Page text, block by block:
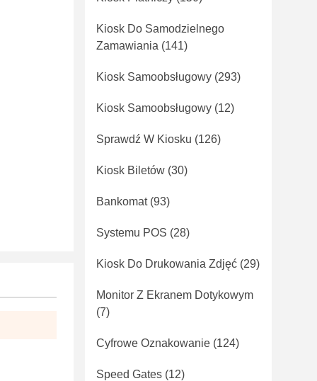
Kiosk Do Samodzielnego
Zamawiania (141)
Kiosk Samoobsługowy (293)
Kiosk Samoobsługowy (12)
Sprawdź W Kiosku (126)
Kiosk Biletów (30)
Bankomat(93)
Systemu POS (28)
Kiosk Do Drukowania Zdjęć (29)
Monitor Z Ekranem Dotykowym
(7)
Cyfrowe Oznakowanie (124)
Speed ​​Gates (12)